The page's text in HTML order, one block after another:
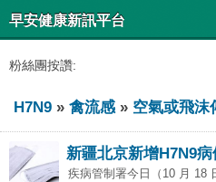
早安健康新訊平台
粉絲團按讚:
H7N9 » 禽流感» 空氣或飛沫
新疆北京新增H7N9
疾病管制署今日（10 月 18